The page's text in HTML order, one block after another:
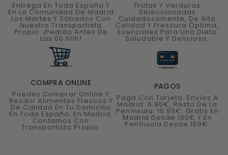
Entrega En Toda España Y
En La Comunidad De Madrid
Los Martes Y Sábados Con
Nuestro Transportista
Propio. ¡Pedido Antes De
Las 00.00h!
Frutas Y Verduras
Seleccionadas
Cuidadosamente, De Alta
Calidad Y Frescura Óptima,
Esenciales Para Una Dieta
Saludable Y Deliciosa.
COMPRA ONLINE
Puedes Comprar Online Y
Recibir Alimentos Frescos Y
De Calidad En Tu Domicilio
En Toda España; En Madrid,
Contamos Con
Transportista Propio.
PAGOS
Paga Con Tarjeta. Envíos A
Madrid: 6.95€, Resto De La
Península: 10.95€. Gratis En
Madrid Desde 100€ Y En
Península Desde 150€.